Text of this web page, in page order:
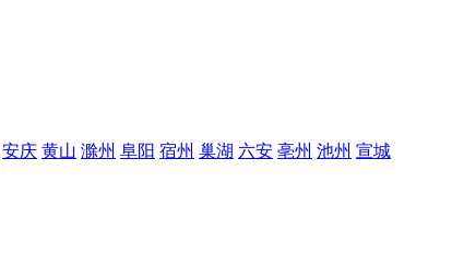
安庆 黄山 滁州 阜阳 宿州 巢湖 六安 亳州 池州 宣城